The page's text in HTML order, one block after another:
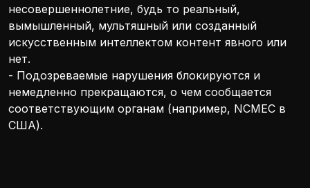
несовершеннолетние, будь то реальный,
вымышленный, мультяшный или созданный
искусственным интеллектом контент явного или
нет.
- Подозреваемые нарушения блокируются и
немедленно прекращаются, о чем сообщается
соответствующим органам (например, NCMEC в
США).